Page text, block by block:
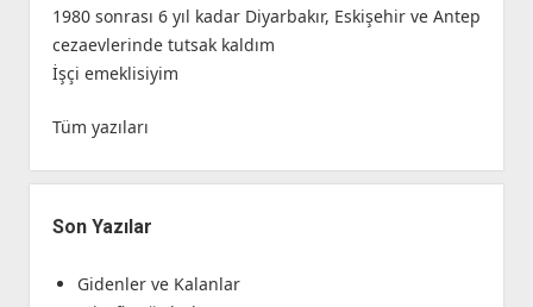
1980 sonrası 6 yıl kadar Diyarbakır, Eskişehir ve Antep
cezaevlerinde tutsak kaldım
İşçi emeklisiyim
Tüm yazıları
Son Yazılar
Gidenler ve Kalanlar